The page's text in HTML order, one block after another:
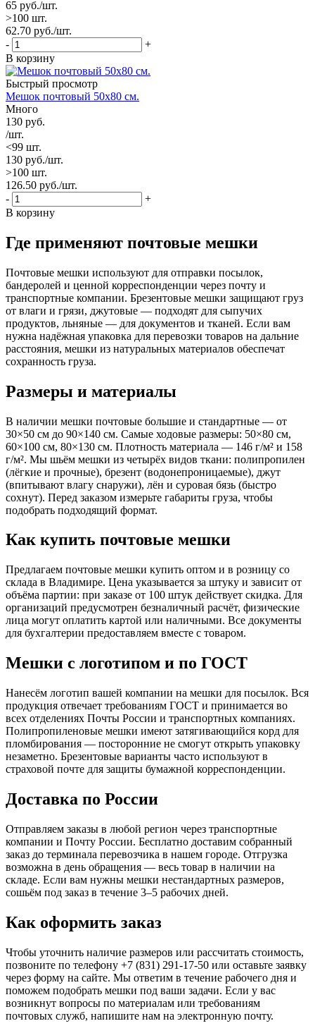
65 руб./шт.
>100 шт.
62.70 руб./шт.
-
+
В корзину
Быстрый просмотр
Мешок почтовый 50х80 см.
Много
130 руб.
/шт.
<99 шт.
130 руб./шт.
>100 шт.
126.50 руб./шт.
-
+
В корзину
Где применяют почтовые мешки
Почтовые мешки используют для отправки посылок,
бандеролей и ценной корреспонденции через почту и
транспортные компании. Брезентовые мешки защищают груз
от влаги и грязи, джутовые — подходят для сыпучих
продуктов, льняные — для документов и тканей. Если вам
нужна надёжная упаковка для перевозки товаров на дальние
расстояния, мешки из натуральных материалов обеспечат
сохранность груза.
Размеры и материалы
В наличии мешки почтовые большие и стандартные — от
30×50 см до 90×140 см. Самые ходовые размеры: 50×80 см,
60×100 см, 80×130 см. Плотность материала — 146 г/м² и 158
г/м². Мы шьём мешки из четырёх видов ткани: полипропилен
(лёгкие и прочные), брезент (водонепроницаемые), джут
(впитывают влагу снаружи), лён и суровая бязь (быстро
сохнут). Перед заказом измерьте габариты груза, чтобы
подобрать подходящий формат.
Как купить почтовые мешки
Предлагаем почтовые мешки купить оптом и в розницу со
склада в Владимире. Цена указывается за штуку и зависит от
объёма партии: при заказе от 100 штук действует скидка. Для
организаций предусмотрен безналичный расчёт, физические
лица могут оплатить картой или наличными. Все документы
для бухгалтерии предоставляем вместе с товаром.
Мешки с логотипом и по ГОСТ
Нанесём логотип вашей компании на мешки для посылок. Вся
продукция отвечает требованиям ГОСТ и принимается во
всех отделениях Почты России и транспортных компаниях.
Полипропиленовые мешки имеют затягивающийся корд для
пломбирования — посторонние не смогут открыть упаковку
незаметно. Брезентовые варианты часто используют в
страховой почте для защиты бумажной корреспонденции.
Доставка по России
Отправляем заказы в любой регион через транспортные
компании и Почту России. Бесплатно доставим собранный
заказ до терминала перевозчика в нашем городе. Отгрузка
возможна в день обращения — весь товар в наличии на
складе. Если вам нужны мешки нестандартных размеров,
сошьём под заказ в течение 3–5 рабочих дней.
Как оформить заказ
Чтобы уточнить наличие размеров или рассчитать стоимость,
позвоните по телефону +7 (831) 291-17-50 или оставьте заявку
через форму на сайте. Мы ответим в течение рабочего дня и
поможем подобрать мешки под ваши задачи. Если у вас
возникнут вопросы по материалам или требованиям
почтовых служб, напишите нам на электронную почту.